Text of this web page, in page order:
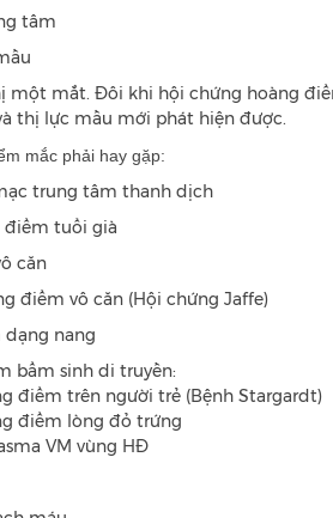
tâm
một mắt. Đôi khi hội chứng hoàng
thị lực mầu mới phát hiện được.
mắc phải hay gặp:
trung tâm thanh dịch
điểm tuổi già
căn
điểm vô căn (Hội chứng Jaffe)
dạng nang
bẩm sinh di truyền:
điểm trên người trẻ (Bệnh Stargardt)
điểm lòng đỏ trứng
VM vùng HĐ